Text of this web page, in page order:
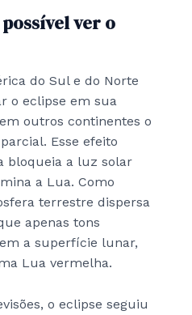
ver o
do Sul e do Norte
o eclipse em sua
outros continentes o
Esse efeito
bloqueia a luz solar
a Lua. Como
terrestre dispersa
apenas tons
a superfície lunar,
Lua vermelha.
o eclipse seguiu